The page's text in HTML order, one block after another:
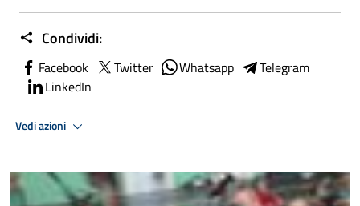
Condividi:
Facebook Twitter Whatsapp
Telegram
LinkedIn
Vedi azioni